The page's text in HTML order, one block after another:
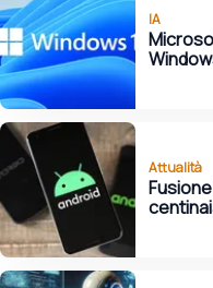
IA
Attualità